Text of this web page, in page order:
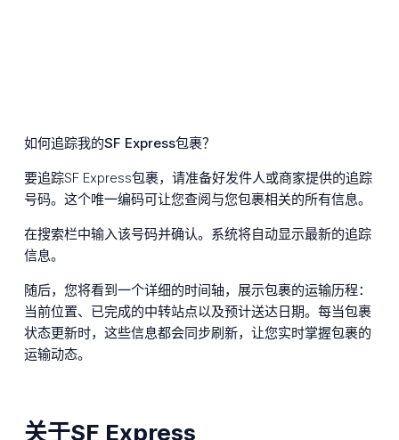
如何追踪我的SF Express包裹？
要追踪SF Express包裹，请准备好发件人或商家提供的追踪
号码。这个唯一编码可让您查阅与您包裹相关的所有信息。
在搜索栏中输入该号码并确认。系统将自动显示最新的追踪
信息。
随后，您将看到一个详细的时间轴，展示包裹的运输历程：
当前位置、已完成的中转站点以及预计送达日期。每当包裹
状态更新时，这些信息都会同步刷新，让您实时掌握包裹的
运输动态。
关于SF Express